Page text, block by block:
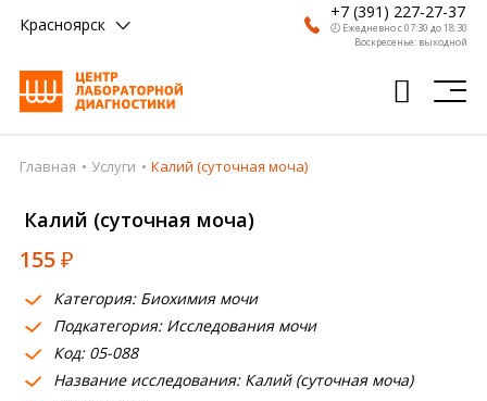
Красноярск
+7 (391) 227-27-37
🕗 Ежедневно с 07:30 до 18:30
Воскресенье: выходной
Главная
Анализы
Врачи
Получить результат
Пациентам
Главная Услуги Калий (суточная моча)
Калий (суточная моча)
155₽
Категория: Биохимия мочи
Подкатегория: Исследования мочи
Код: 05-088
Название исследования: Калий (суточная моча)